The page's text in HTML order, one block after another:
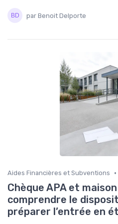
par Benoit Delporte
Aides Financières et Subventions •
Chèque APA et
comprendre le
préparer l’entrée en